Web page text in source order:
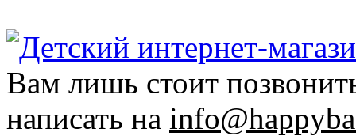
Вам лишь стоит
написать на